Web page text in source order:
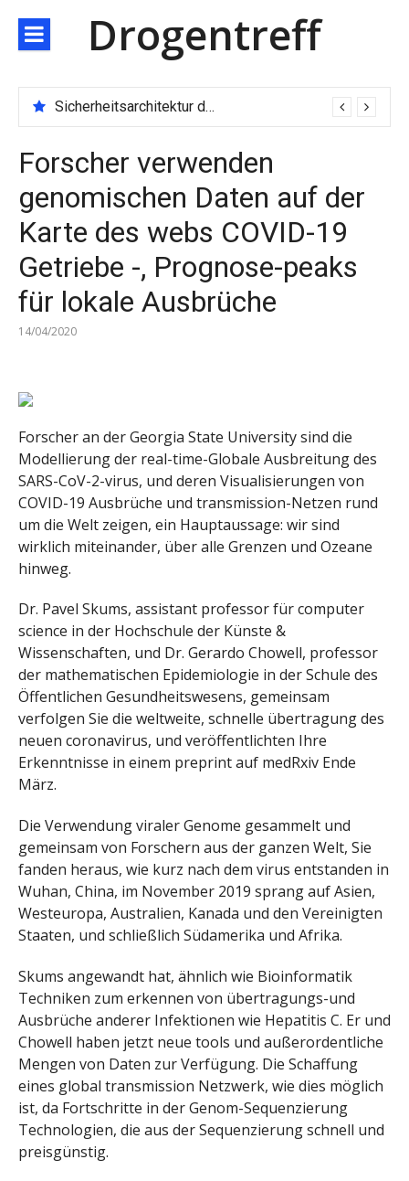
zum
Inhalt
Drogentreff
Sicherheitsarchitektur der nächsten Generation: JARXE kombiniert Multi-Wallet und MPC als Schutzschild für digitales Vertrauen
Forscher verwenden
genomischen Daten auf der
Karte des webs COVID-19
Getriebe -, Prognose-peaks
für lokale Ausbrüche
14/04/2020
Forscher an der Georgia State University sind die
Modellierung der real-time-Globale Ausbreitung des
SARS-CoV-2-virus, und deren Visualisierungen von
COVID-19 Ausbrüche und transmission-Netzen rund
um die Welt zeigen, ein Hauptaussage: wir sind
wirklich miteinander, über alle Grenzen und Ozeane
hinweg.
Dr. Pavel Skums, assistant professor für computer
science in der Hochschule der Künste &
Wissenschaften, und Dr. Gerardo Chowell, professor
der mathematischen Epidemiologie in der Schule des
Öffentlichen Gesundheitswesens, gemeinsam
verfolgen Sie die weltweite, schnelle übertragung des
neuen coronavirus, und veröffentlichten Ihre
Erkenntnisse in einem preprint auf medRxiv Ende
März.
Die Verwendung viraler Genome gesammelt und
gemeinsam von Forschern aus der ganzen Welt, Sie
fanden heraus, wie kurz nach dem virus entstanden in
Wuhan, China, im November 2019 sprang auf Asien,
Westeuropa, Australien, Kanada und den Vereinigten
Staaten, und schließlich Südamerika und Afrika.
Skums angewandt hat, ähnlich wie Bioinformatik
Techniken zum erkennen von übertragungs-und
Ausbrüche anderer Infektionen wie Hepatitis C. Er und
Chowell haben jetzt neue tools und außerordentliche
Mengen von Daten zur Verfügung. Die Schaffung
eines global transmission Netzwerk, wie dies möglich
ist, da Fortschritte in der Genom-Sequenzierung
Technologien, die aus der Sequenzierung schnell und
preisgünstig.